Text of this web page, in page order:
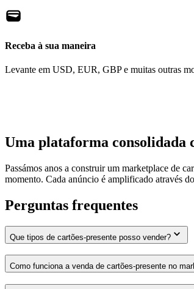
Receba à sua maneira
Levante em USD, EUR, GBP e muitas outras
Uma plataforma consolidada
Passámos anos a construir um marketplace de
momento. Cada anúncio é amplificado através
Perguntas frequentes
Que tipos de cartões-presente posso vender?
Como funciona a venda de cartões-presente no